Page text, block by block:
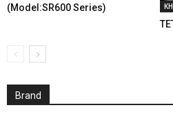
(Model:SR600 Series)
Brand